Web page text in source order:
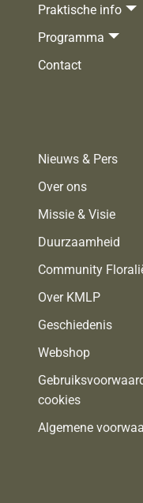
Praktische info
Programma
Contact
Nieuws & Pers
Over ons
Missie & Visie
Duurzaamheid
Community
Over KMLP
Geschiedenis
Webshop
cookies
Algemene